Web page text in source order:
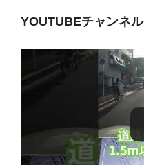
YOUTUBEチャンネル